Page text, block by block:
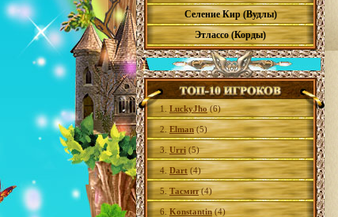
Селение Кир (Вудлы)
Этлассо (Корды)
1. LuckyJho (6)
2. Elman(5)
3. Urri (5)
4. Dart (4)
5. Тасмит(4)
6. Konstantin(4)